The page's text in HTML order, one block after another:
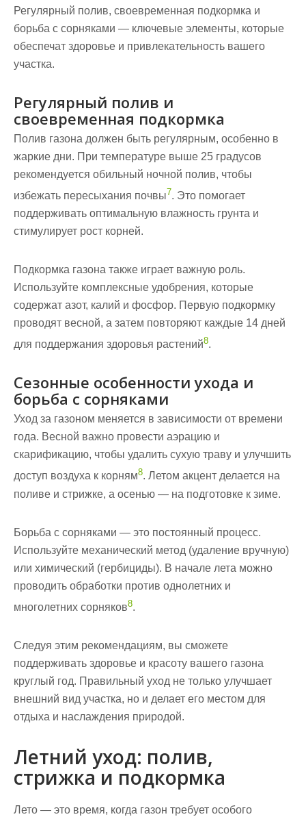
Регулярный полив, своевременная подкормка и
борьба с сорняками — ключевые элементы, которые
обеспечат здоровье и привлекательность вашего
участка.
Регулярный полив и
своевременная подкормка
Полив газона должен быть регулярным, особенно в
жаркие дни. При температуре выше 25 градусов
рекомендуется обильный ночной полив, чтобы
избежать пересыхания почвы7. Это помогает
поддерживать оптимальную влажность грунта и
стимулирует рост корней.
Подкормка газона также играет важную роль.
Используйте комплексные удобрения, которые
содержат азот, калий и фосфор. Первую подкормку
проводят весной, а затем повторяют каждые 14 дней
для поддержания здоровья растений8.
Сезонные особенности ухода и
борьба с сорняками
Уход за газоном меняется в зависимости от времени
года. Весной важно провести аэрацию и
скарификацию, чтобы удалить сухую траву и улучшить
доступ воздуха к корням8. Летом акцент делается на
поливе и стрижке, а осенью — на подготовке к зиме.
Борьба с сорняками — это постоянный процесс.
Используйте механический метод (удаление вручную)
или химический (гербициды). В начале лета можно
проводить обработки против однолетних и
многолетних сорняков8.
Следуя этим рекомендациям, вы сможете
поддерживать здоровье и красоту вашего газона
круглый год. Правильный уход не только улучшает
внешний вид участка, но и делает его местом для
отдыха и наслаждения природой.
Летний уход: полив,
стрижка и подкормка
Лето — это время, когда газон требует особого